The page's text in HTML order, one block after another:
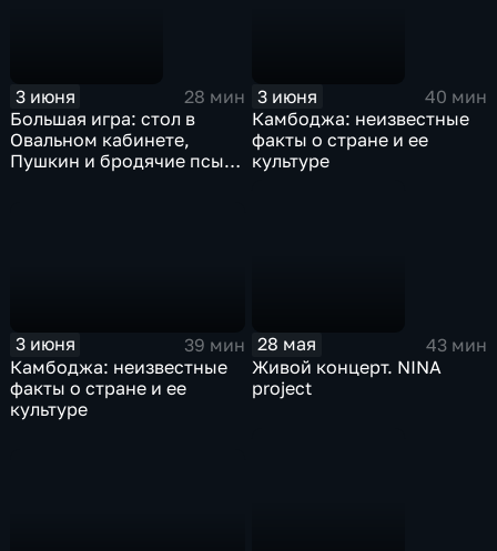
3 июня
28 мин
Большая игра: стол в
Овальном кабинете,
Пушкин и бродячие псы,
3 июня
40 мин
Камбоджа: неизвестные
факты о стране и ее
культуре
3 июня
39 мин
Камбоджа: неизвестные
факты о стране и ее
культуре
28 мая
43 мин
Живой концерт. NINA
project